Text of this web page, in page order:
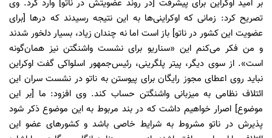
بر امید اوکراین برای پیشرفت [در روند عضویتش در ناتو] وارد کرد. وی
تصریح کرد: زمانی که اوکراینی‌ها به این نتیجه رسیدند که درها [برای
عضویت این کشور در ناتو] باز است اما نه چندان زیاد، بسیار دلخور شدند
و من فکر می‌کنم این «سناریو برای نشست واشنگتن نیز همان‌گونه
است». از سوی دیگر، پیتر پلگرینی، رئیس‌جمهور اسلواکی گفت اوکراین
نباید روی اعطای مجوز رایگان برای پیوستن به ناتو در نشست سران این
ائتلاف نظامی به میزبانی واشنگتن حساب کند. وی افزود: ما [بر این
موضوع] اصرار خواهیم داشت که در بند مربوط به این موضوع ذکر شود
پذیرش در ناتو مشروط به شرایط خاصی باشد و کشورهای عضو این